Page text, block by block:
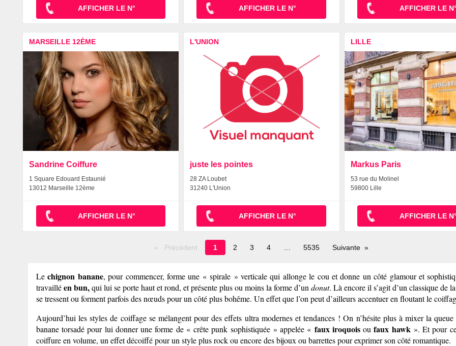
AFFICHER LE N° AFFICHER LE N° AFFICHER LE
MARSEILLE 12ÈME
Sandrine Coiffure
1 Square Edouard Estaunié
13012 Marseille 12ème
AFFICHER LE N°
L'UNION
juste les pointes
28 ZA Loubet
31240 L'Union
AFFICHER LE N°
LILLE
Markus Paris
53 rue du Molinel
59800 Lille
AFFICHER LE
Précédent
Page
en
1 2 3 4 5535 Suivante
Lechignon banane, pour commencer, forme une « spirale » verticale qui allonge le cou et donne un côté glamour et
travailléen bun,qui lui se porte haut et rond, et présente plus ou moins la forme d’un donut. Là encore il s’agit d’un classique de
se tressent ou forment parfois des nœuds pour un côté plus bohême. Un effet que l’on peut d’ailleurs accentuer en floutant le
Aujourd’hui les styles de coiffage se mélangent pour des effets ultra modernes et tendances ! On n’hésite plus à mixer la
banane torsadé pour lui donner une forme de « crête punk sophistiquée » appelée « faux iroquoisoufaux hawk ». Et pour
coiffure en volume, un effet décoiffé pour un style plus rock ou encore des bijoux ou barrettes pour exprimer son côté romantique.